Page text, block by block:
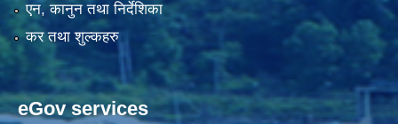
एन, कानुन तथा निर्देशिका
कर तथा शुल्कहरु
eGov services